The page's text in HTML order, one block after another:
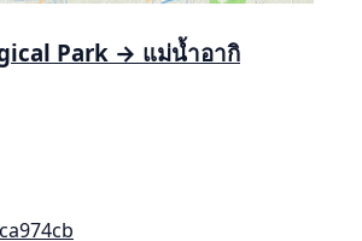
Park → แม่น้ำอากิ